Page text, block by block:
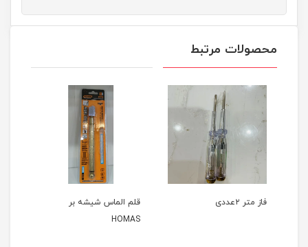
محصولات مرتبط
فاز متر ۲عددی
قلم الماس شیشه بر
HOMAS